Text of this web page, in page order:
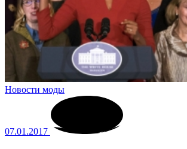
Новости моды
07.01.2017